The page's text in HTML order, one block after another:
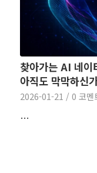
찾아가는 AI 네
아직도 막막하신
2026-01-21 / 0 코멘
…